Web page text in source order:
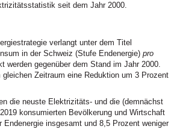
seit dem Jahr 2000.
verlangt unter dem Titel
in der Schweiz (Stufe Endenergie) pro
werden gegenüber dem Stand im Jahr 2000.
Zeitraum eine Reduktion um 3 Prozent
die neuste Elektrizitäts- und die (demnächst
konsumierten Bevölkerung und Wirtschaft
insgesamt und 8,5 Prozent weniger